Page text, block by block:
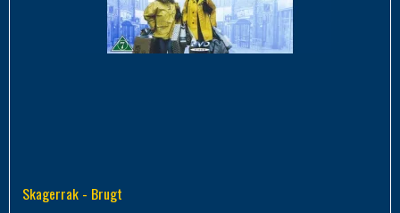
Skagerrak - Brugt